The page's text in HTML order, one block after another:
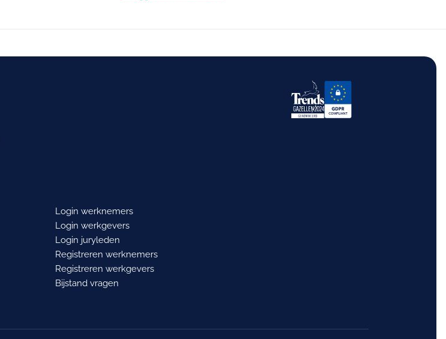
Login werknemers
Login werkgevers
Login juryleden
Registreren werknemers
Registreren werkgevers
Bijstand vragen